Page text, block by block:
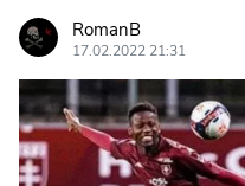
RomanB
17.02.2022 21:31